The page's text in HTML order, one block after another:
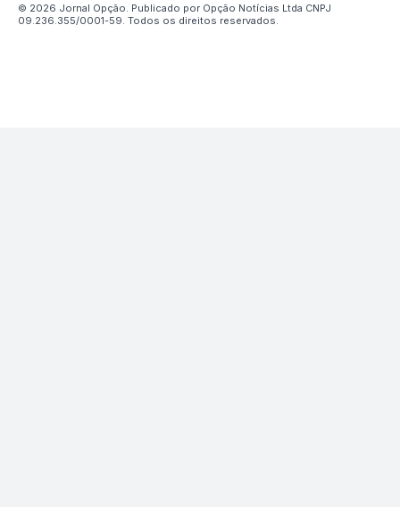
© 2026 Jornal Opção. Publicado por Opção Notícias Ltda CNPJ
09.236.355/0001-59. Todos os direitos reservados.